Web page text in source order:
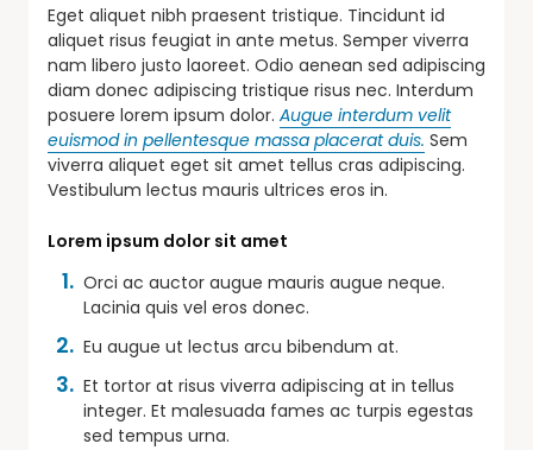
Eget aliquet nibh praesent tristique. Tincidunt id
aliquet risus feugiat in ante metus. Semper viverra
nam libero justo laoreet. Odio aenean sed adipiscing
diam donec adipiscing tristique risus nec. Interdum
posuere lorem ipsum dolor. Augue interdum velit
euismod in pellentesque massa placerat duis. Sem
viverra aliquet eget sit amet tellus cras adipiscing.
Vestibulum lectus mauris ultrices eros in.
Lorem ipsum dolor sit amet
Orci ac auctor augue mauris augue neque.
Lacinia quis vel eros donec.
Eu augue ut lectus arcu bibendum at.
Et tortor at risus viverra adipiscing at in tellus
integer. Et malesuada fames ac turpis egestas
sed tempus urna.